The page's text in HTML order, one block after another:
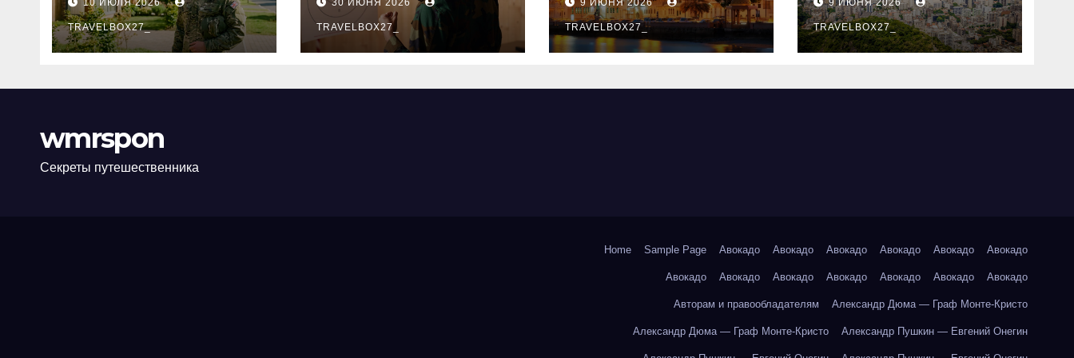
программе НИС и
перечень
аккредитованных
10 ИЮЛЯ 2026
TRAVELBOX27_
новый уровень
праздника и
командного духа
30 ИЮНЯ 2026
TRAVELBOX27_
9 ИЮНЯ 2026
TRAVELBOX27_
знали
9 ИЮНЯ 2026
TRAVELBOX27_
wmrspon
Секреты путешественника
Home Sample Page Авокадо Авокадо Авокадо Авокадо Авокадо Авокадо
Авокадо Авокадо Авокадо Авокадо Авокадо Авокадо Авокадо
Авторам и правообладателям Александр Дюма — Граф Монте-Кристо
Александр Дюма — Граф Монте-Кристо Александр Пушкин — Евгений Онегин